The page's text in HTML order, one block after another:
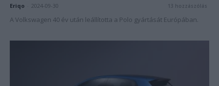
Eriqo 2024-09-30 13 hozzászólás
A Volkswagen 40 év után leállította a Polo gyártását Európában.